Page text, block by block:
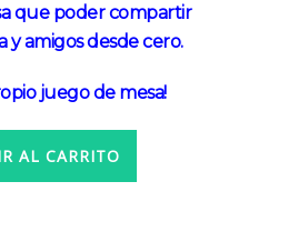
que poder compartir
y amigos desde cero.
juego de mesa!
AL CARRITO